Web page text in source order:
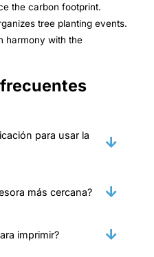
the carbon footprint.
tree planting events.
harmony with the
para usar la
más cercana?
imprimir?